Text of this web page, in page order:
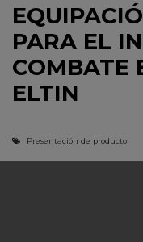
PARA EL
COMBATE
ELTIN
Presentación de producto